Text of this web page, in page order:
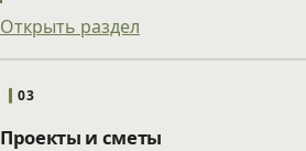
Открыть раздел
03
Проекты и сметы